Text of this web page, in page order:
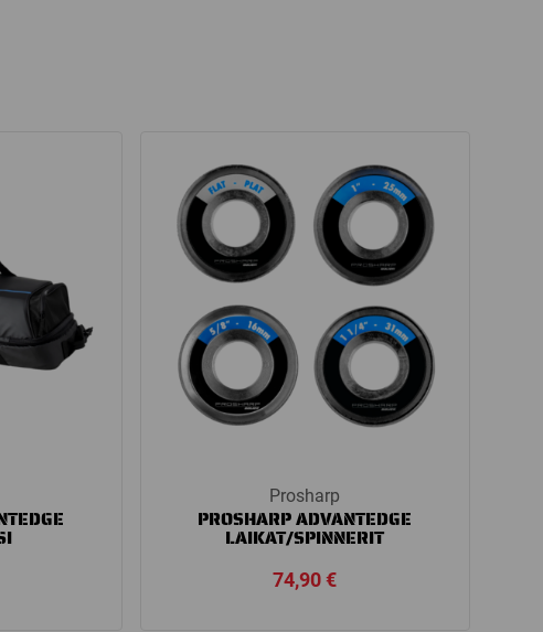
Prosharp
PROSHARP ADVANTEDGE
LAIKAT/SPINNERIT
74,90€